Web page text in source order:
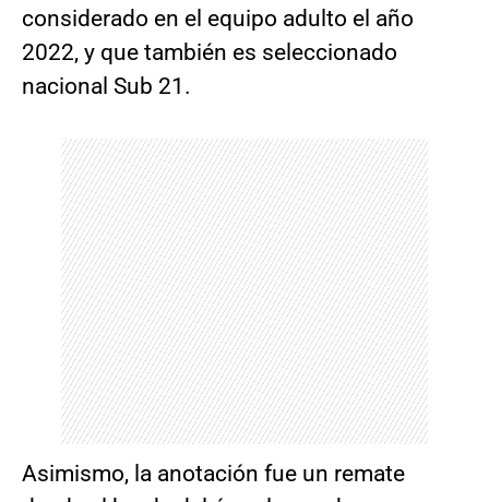
considerado en el equipo adulto el año
2022, y que también es seleccionado
nacional Sub 21.
Asimismo, la anotación fue un remate